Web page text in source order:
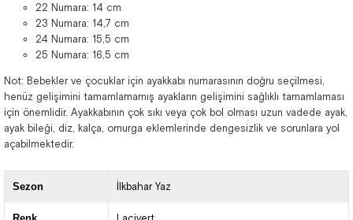
22 Numara: 14 cm
23 Numara: 14,7 cm
24 Numara: 15,5 cm
25 Numara: 16,5 cm
Not: Bebekler ve çocuklar için ayakkabı numarasının doğru seçilmesi,
henüz gelişimini tamamlamamış ayakların gelişimini sağlıklı tamamlaması
için önemlidir. Ayakkabının çok sıkı veya çok bol olması uzun vadede ayak,
ayak bileği, diz, kalça, omurga eklemlerinde dengesizlik ve sorunlara yol
açabilmektedir.
Sezon İlkbahar Yaz